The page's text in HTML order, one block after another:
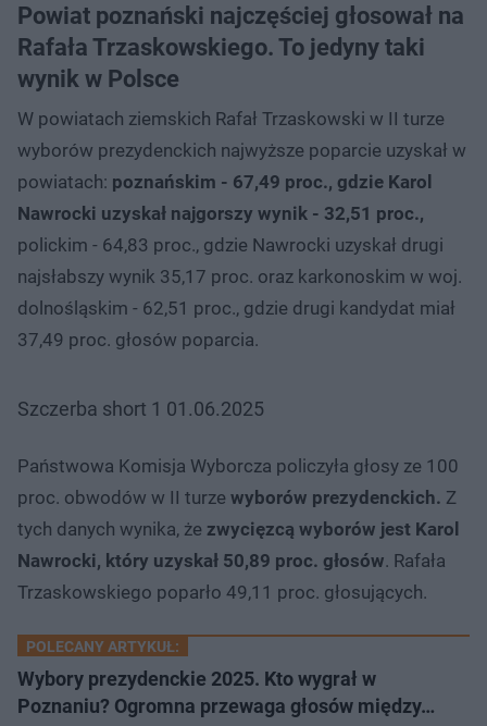
Powiat poznański najczęściej głosował na
Rafała Trzaskowskiego. To jedyny taki
wynik w Polsce
W powiatach ziemskich Rafał Trzaskowski w II turze
wyborów prezydenckich najwyższe poparcie uzyskał w
powiatach: poznańskim - 67,49 proc., gdzie Karol
Nawrocki uzyskał najgorszy wynik - 32,51 proc.,
polickim - 64,83 proc., gdzie Nawrocki uzyskał drugi
najsłabszy wynik 35,17 proc. oraz karkonoskim w woj.
dolnośląskim - 62,51 proc., gdzie drugi kandydat miał
37,49 proc. głosów poparcia.
Szczerba short 1 01.06.2025
Państwowa Komisja Wyborcza policzyła głosy ze 100
proc. obwodów w II turze wyborów prezydenckich. Z
tych danych wynika, że zwycięzcą wyborów jest Karol
Nawrocki, który uzyskał 50,89 proc. głosów. Rafała
Trzaskowskiego poparło 49,11 proc. głosujących.
POLECANY ARTYKUŁ:
Wybory prezydenckie 2025. Kto wygrał w
Poznaniu? Ogromna przewaga głosów między…